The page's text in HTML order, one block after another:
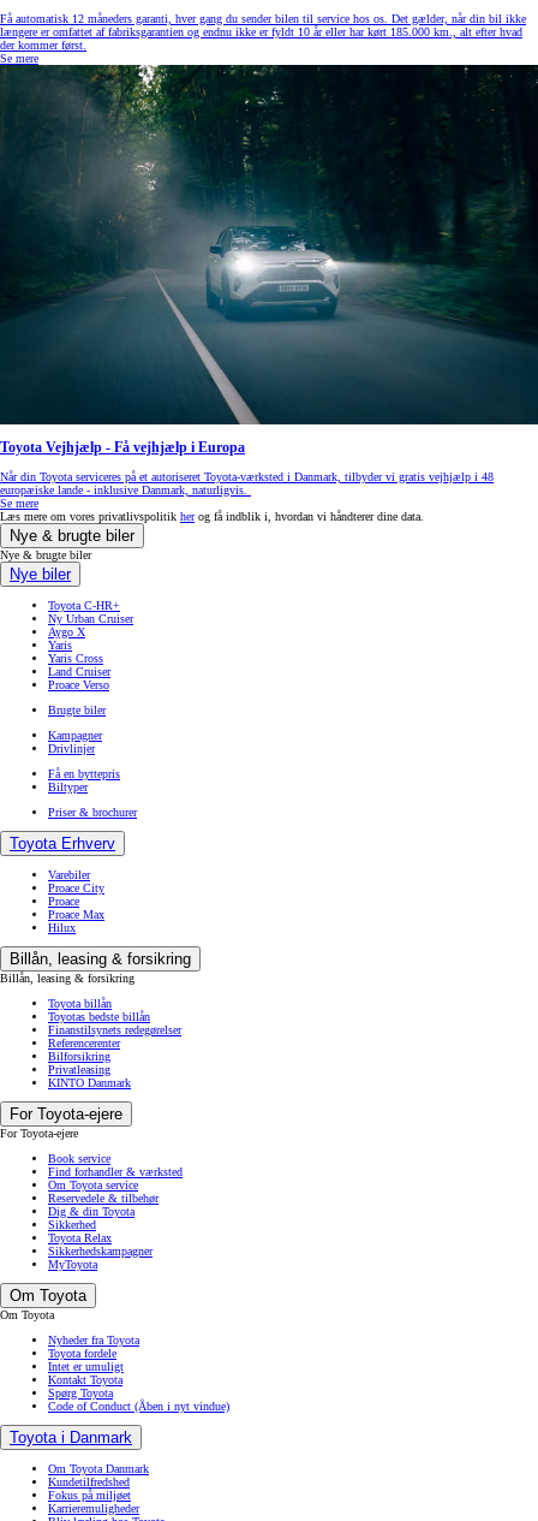
Få automatisk 12 måneders garanti, hver gang du sender bilen til service hos os. Det gælder, når din bil ikke
længere er omfattet af fabriksgarantien og endnu ikke er fyldt 10 år eller har kørt 185.000 km., alt efter hvad
der kommer først.
Se mere
Toyota Vejhjælp - Få vejhjælp i Europa
Når din Toyota serviceres på et autoriseret Toyota-værksted i Danmark, tilbyder vi gratis vejhjælp i 48
europæiske lande - inklusive Danmark, naturligvis.
Se mere
Læs mere om vores privatlivspolitik herog få indblik i, hvordan vi håndterer dine data.
Nye & brugte biler
Nye & brugte biler
Nye biler
Toyota C-HR+
Ny Urban Cruiser
Aygo X
Yaris
Yaris Cross
Land Cruiser
Proace Verso
Brugte biler
Kampagner
Drivlinjer
Få en byttepris
Biltyper
Priser & brochurer
Toyota Erhverv
Varebiler
Proace City
Proace
Proace Max
Hilux
Billån, leasing & forsikring
Billån, leasing & forsikring
Toyota billån
Toyotas bedste billån
Finanstilsynets redegørelser
Referencerenter
Bilforsikring
Privatleasing
KINTO Danmark
For Toyota-ejere
For Toyota-ejere
Book service
Find forhandler & værksted
Om Toyota service
Reservedele & tilbehør
Dig & din Toyota
Sikkerhed
Toyota Relax
Sikkerhedskampagner
MyToyota
Om Toyota
Om Toyota
Nyheder fra Toyota
Toyota fordele
Intet er umuligt
Kontakt Toyota
Spørg Toyota
Code of Conduct (Åben i nyt vindue)
Toyota i Danmark
Om Toyota Danmark
Kundetilfredshed
Fokus på miljøet
Karrieremuligheder